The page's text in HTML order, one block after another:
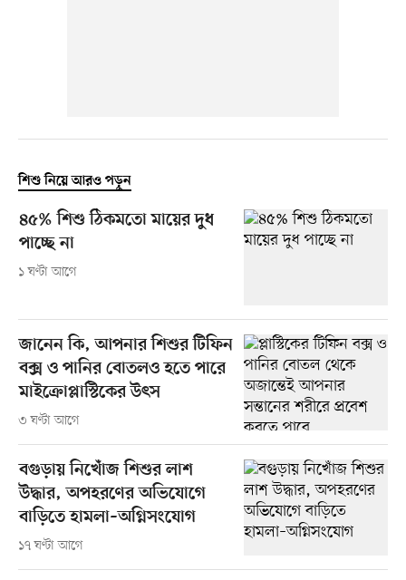
শিশু নিয়ে আরও পড়ুন
৪৫% শিশু ঠিকমতো মায়ের দুধ
পাচ্ছে না
১ ঘণ্টা আগে
জানেন কি, আপনার শিশুর টিফিন
বক্স ও পানির বোতলও হতে পারে
মাইক্রোপ্লাস্টিকের উৎস
৩ ঘণ্টা আগে
বগুড়ায় নিখোঁজ শিশুর লাশ
উদ্ধার, অপহরণের অভিযোগে
বাড়িতে হামলা–অগ্নিসংযোগ
১৭ ঘণ্টা আগে